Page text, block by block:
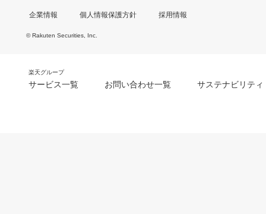
企業情報 個人情報保護方針 採用情報
© Rakuten Securities, Inc.
楽天グループ
サービス一覧 お問い合わせ一覧 サステナビリティ